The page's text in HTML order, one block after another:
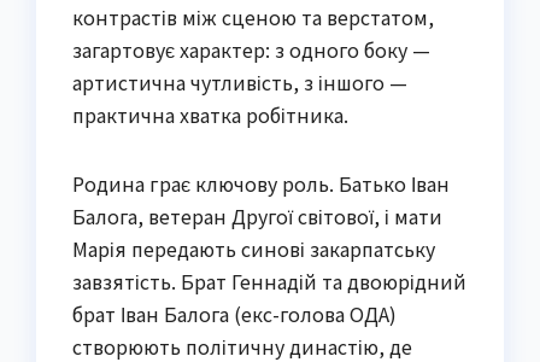
контрастів між сценою та верстатом,
загартовує характер: з одного боку —
артистична чутливість, з іншого —
практична хватка робітника.
Родина грає ключову роль. Батько Іван
Балога, ветеран Другої світової, і мати
Марія передають синові закарпатську
завзятість. Брат Геннадій та двоюрідний
брат Іван Балога (екс-голова ОДА)
створюють політичну династію, де